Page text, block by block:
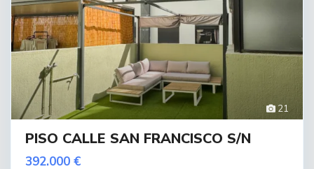
21
PISO CALLE SAN FRANCISCO S/N
392.000 €